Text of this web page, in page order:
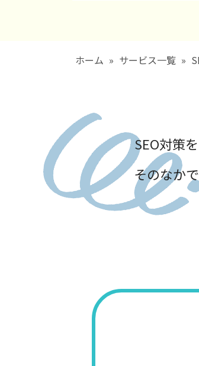
ホーム » サービス一覧 »
SEO対策
そのなか